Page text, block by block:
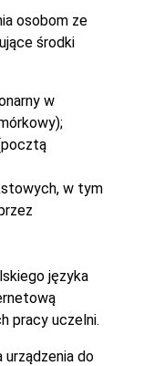
osobom ze
środki
w
w tym
języka
pracy uczelni.
urządzenia do